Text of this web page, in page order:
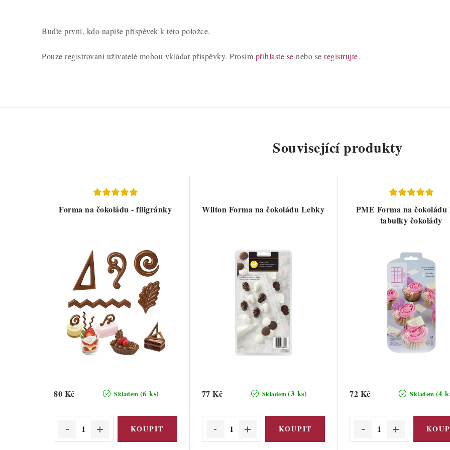
Buďte první, kdo napíše příspěvek k této položce.
Pouze registrovaní uživatelé mohou vkládat příspěvky. Prosím přihlaste se nebo se registrujte.
Související produkty
Forma na čokoládu - filigránky
Skladem (6 ks)
80 Kč
Wilton Forma na čokoládu Lebky
Skladem(3 ks)
77 Kč
PME Forma na
tabulky čokolády
Skladem (4
72 Kč